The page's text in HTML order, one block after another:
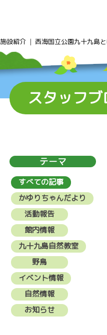
施設紹介
西海国立公園九十九島と
スタッフ
テーマ
すべての記事
かゆりちゃんだより
活動報告
館内情報
九十九島自然教室
野鳥
イベント情報
自然情報
お知らせ